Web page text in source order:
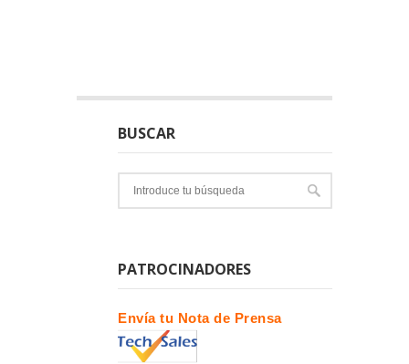
BUSCAR
PATROCINADORES
Envía tu Nota de Prensa